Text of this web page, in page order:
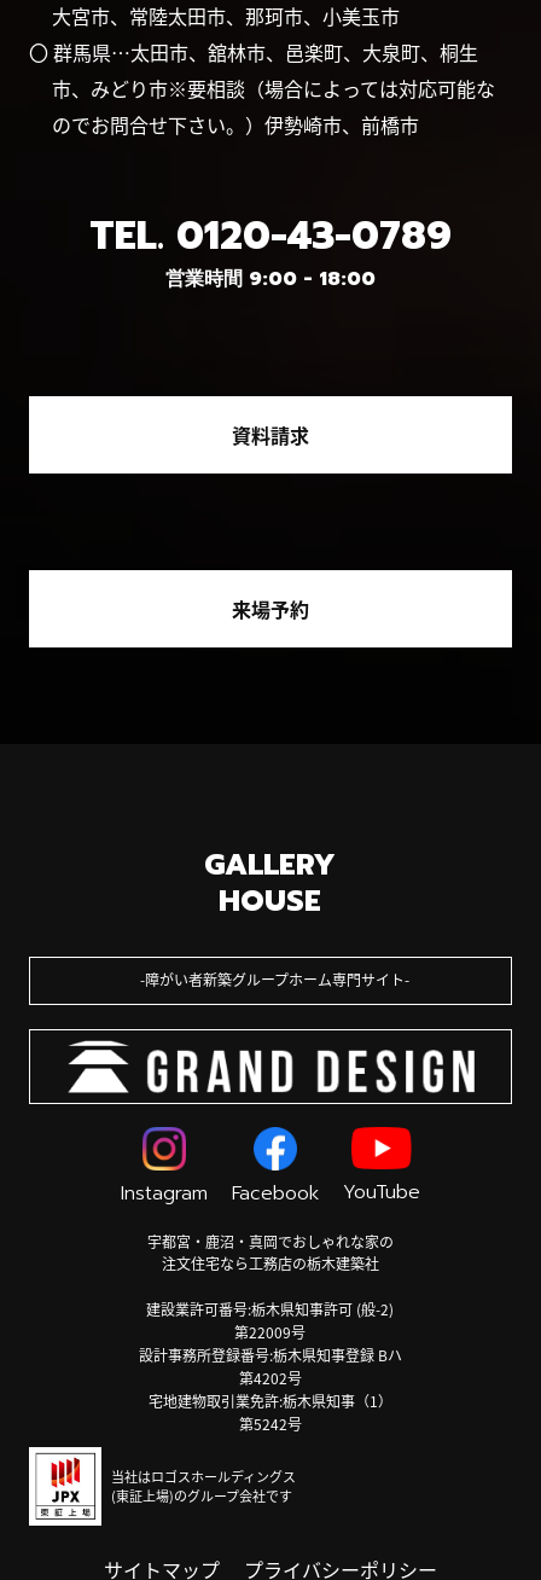
大宮市、常陸太田市、那珂市、小美玉市
〇 群馬県…太田市、舘林市、邑楽町、大泉町、桐生
市、みどり市※要相談（場合によっては対応可能な
のでお問合せ下さい。）伊勢崎市、前橋市
TEL. 0120-43-0789
営業時間 9:00 - 18:00
資料請求
来場予約
GALLERY
HOUSE
障がい者新築グループホーム専門サイト
Instagram Facebook YouTube
宇都宮・鹿沼・真岡でおしゃれな家の
注文住宅なら工務店の栃木建築社
建設業許可番号:栃木県知事許可 (般-2)
第22009号
設計事務所登録番号:栃木県知事登録 Bハ
第4202号
宅地建物取引業免許:栃木県知事（1）
第5242号
当社はロゴスホールディングス
(東証上場)のグループ会社です
サイトマップ プライバシーポリシー